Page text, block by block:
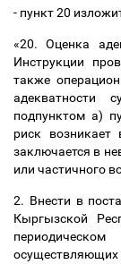
- пункт 20
«20. Оценка
Инструкции
также
адекватности
подпунктом а)
риск
заключается в
или частичного
2. Внести в
Кыргызской